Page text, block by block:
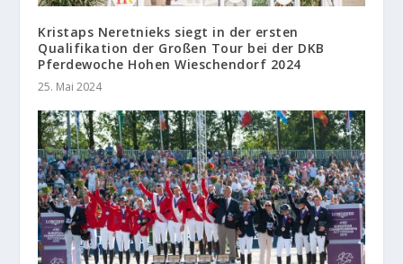
Kristaps Neretnieks siegt in der ersten
Qualifikation der Großen Tour bei der DKB
Pferdewoche Hohen Wieschendorf 2024
25. Mai 2024